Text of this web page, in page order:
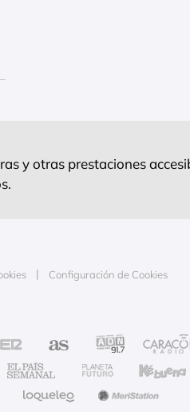
y otras prestaciones
Configuración de Cookies